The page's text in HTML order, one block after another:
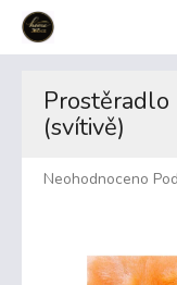
(svítivě)
Průměrné
Neohodnoceno